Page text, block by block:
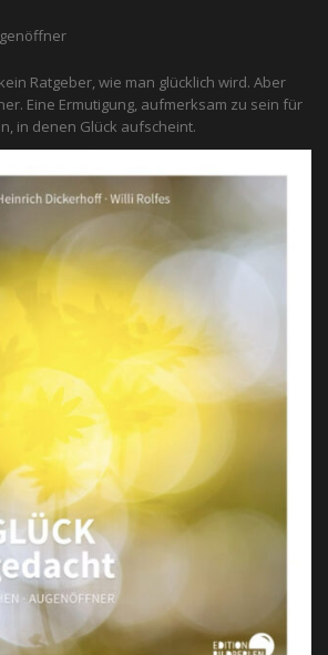
Ratgeber, wie man glücklich wird. Aber
Eine Ermutigung, aufmerksam zu sein für
in denen Glück aufscheint.